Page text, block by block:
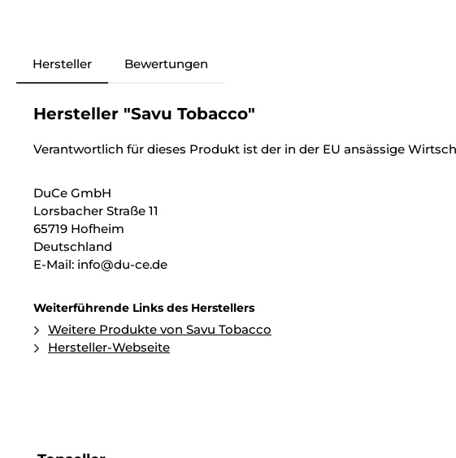
Hersteller Bewertungen
Hersteller "Savu Tobacco"
Verantwortlich für dieses Produkt ist der in der EU ansässige
DuCe GmbH
Lorsbacher Straße 11
65719 Hofheim
Deutschland
E-Mail: info@du-ce.de
Weiterführende Links des Herstellers
Weitere Produkte von Savu Tobacco
Hersteller-Webseite